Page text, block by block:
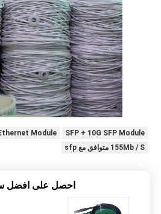
SFP + 10G SFP Module
Module
155Mb / S متوافق مع sfp
احصل على افضل